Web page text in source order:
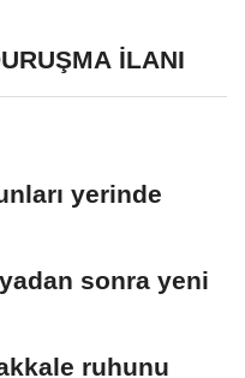
İLANI
yerinde
sonra yeni
ruhunu